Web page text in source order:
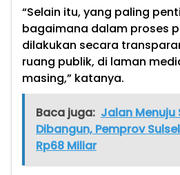
“Selain itu, yang paling
bagaimana dalam proses
dilakukan secara
ruang publik, di laman
masing,” katanya.
Baca juga: Jalan Menuju
Dibangun, Pemprov
Rp68 Miliar